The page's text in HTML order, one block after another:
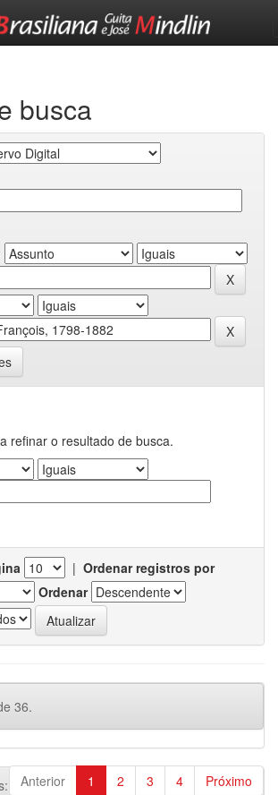
busca
refinar o resultado de busca.
| Ordenar registros por
Ordenar
36.
Anterior 1 2 3 4 Próximo